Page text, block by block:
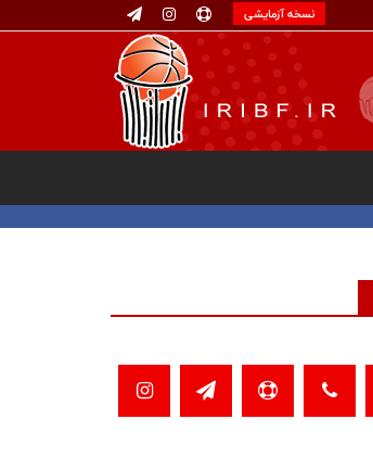
نسخه آزمایشی